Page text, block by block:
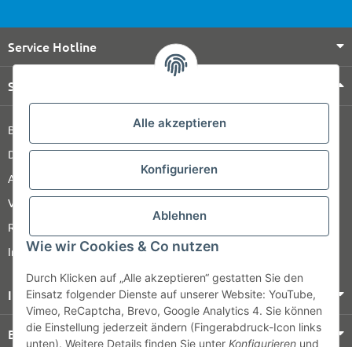
Alle akzeptieren
Konfigurieren
Ablehnen
Wie wir Cookies & Co nutzen
Durch Klicken auf „Alle akzeptieren“ gestatten Sie den
Einsatz folgender Dienste auf unserer Website: YouTube,
Vimeo, ReCaptcha, Brevo, Google Analytics 4. Sie können
die Einstellung jederzeit ändern (Fingerabdruck-Icon links
unten). Weitere Details finden Sie unter Konfigurieren und
Service Hotline
Shop Service
Barrierefreiheitserklärung
Datenschutz
AGB
Versandinformationen
Retour
Impressum
Informationen
Bezahlung & Versand